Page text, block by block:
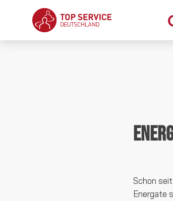
Schon
Energate